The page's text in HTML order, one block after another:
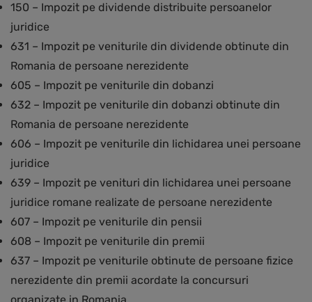
150 – Impozit pe dividende distribuite persoanelor
juridice
631 – Impozit pe veniturile din dividende obtinute din
Romania de persoane nerezidente
605 – Impozit pe veniturile din dobanzi
632 – Impozit pe veniturile din dobanzi obtinute din
Romania de persoane nerezidente
606 – Impozit pe veniturile din lichidarea unei persoane
juridice
639 – Impozit pe venituri din lichidarea unei persoane
juridice romane realizate de persoane nerezidente
607 – Impozit pe veniturile din pensii
608 – Impozit pe veniturile din premii
637 – Impozit pe veniturile obtinute de persoane fizice
nerezidente din premii acordate la concursuri